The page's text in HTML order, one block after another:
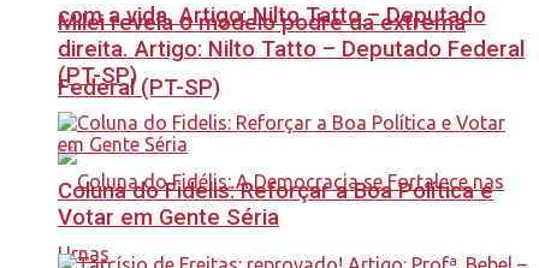
com a vida. Artigo: Nilto Tatto – Deputado
Federal (PT-SP)
Milei revela o modelo podre da extrema
direita. Artigo: Nilto Tatto – Deputado Federal
(PT-SP)
Coluna do Fidelis: Reforçar a Boa Política e
Votar em Gente Séria